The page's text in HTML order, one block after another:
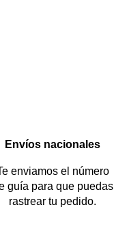
Envíos nacionales
enviamos el número
guía para que puedas
rastrear tu pedido.